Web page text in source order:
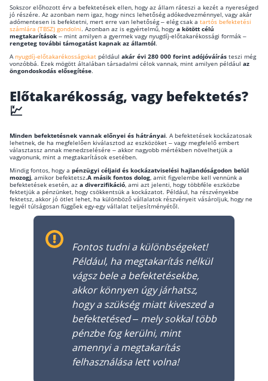
Sokszor előhozott érv a befektetések ellen, hogy az állam ráteszi a kezét a nyereséged
jó részére. Az azonban nem igaz, hogy nincs lehetőség adókedvezménnyel, vagy akár
adómentesen is befektetni, mert erre van lehetőség – elég csak a tartós befektetési
számlára (TBSZ) gondolni. Azonban az is egyértelmű, hogy a kötött célú
megtakarítások – mint amilyen a gyermek vagy nyugdíj-előtakarékossági formák –
rengeteg további támogatást kapnak az államtól.
Anyugdíj-előtakarékosságokat például akár évi 280 000 forint adójóváírás teszi még
vonzóbbá. Ezek mögött általában társadalmi célok vannak, mint amilyen például az
öngondoskodás elősegítése.
Előtakarékosság, vagy befektetés?
💹
Minden befektetésnek vannak előnyei és hátrányai. A befektetések kockázatosak
lehetnek, de ha megfelelően kiválasztod az eszközöket – vagy megfelelő embert
választassz annak menedzselésére – akkor nagyobb mértékben növelhetjük a
vagyonunk, mint a megtakarítások esetében.
Mindig fontos, hogy a pénzügyi céljaid és kockázatviselési hajlandóságodon belül
mozogj, amikor befektetsz.A másik fontos dolog, amit figyelembe kell vennünk a
befektetések esetén, az a diverzifikáció, ami azt jelenti, hogy többféle eszközbe
fektetjük a pénzünket, hogy csökkentsük a kockázatot. Például, ha részvényekbe
fektetsz, akkor jó ötlet lehet, ha különböző vállalatok részvényeit vásároljuk, hogy ne
legyél túlságosan függőek egy-egy vállalat teljesítményétől.
Fontos tudni a különbségeket!
Például, ha megtakarítás nélkül
vágsz bele a befektetésekbe,
akkor könnyen úgy járhatsz,
hogy a szükség miatt kiveszed a
befektetésed – mely sokkal több
pénzbe fog kerülni, mint
amennyi a megtakarítás
felhasználása lett volna!